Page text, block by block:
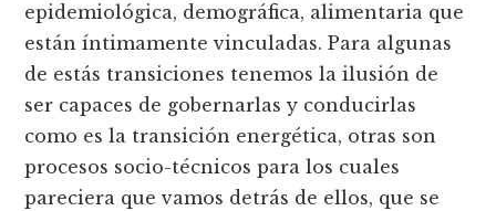
epidemiológica, demográfica, alimentaria que
están íntimamente vinculadas. Para algunas
de estás transiciones tenemos la ilusión de
ser capaces de gobernarlas y conducirlas
como es la transición energética, otras son
procesos socio-técnicos para los cuales
pareciera que vamos detrás de ellos, que se